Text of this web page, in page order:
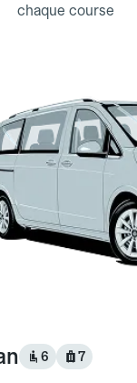
chaque course
6 7